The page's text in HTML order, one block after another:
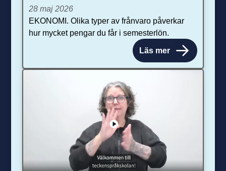
28 maj 2026
EKONOMI. Olika typer av frånvaro påverkar
hur mycket pengar du får i semesterlön.
Läs mer